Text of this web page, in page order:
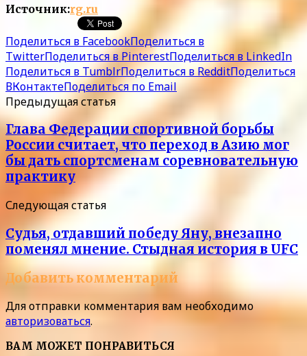
Источник:rg.ru
Поделиться в FacebookПоделиться в
TwitterПоделиться в PinterestПоделиться в LinkedIn
Поделиться в TumblrПоделиться в RedditПоделиться
ВКонтактеПоделиться по Email
Предыдущая статья
Глава Федерации спортивной борьбы
России считает, что переход в Азию мог
бы дать спортсменам соревновательную
практику
Следующая статья
Судья, отдавший победу Яну, внезапно
поменял мнение. Стыдная история в UFC
Добавить комментарий
Для отправки комментария вам необходимо
авторизоваться.
ВАМ МОЖЕТ ПОНРАВИТЬСЯ